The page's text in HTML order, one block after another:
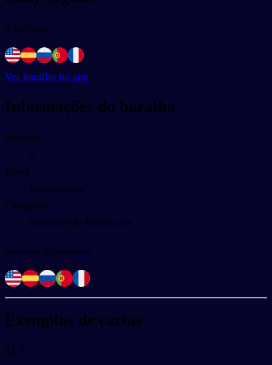
0 palavras
Ver baralho no app
Informações do baralho
Palavras
0
Nível
Intermediate
Categoria
Medicine & Healthcare
Idiomas disponíveis
Exemplos de cartas
肚子